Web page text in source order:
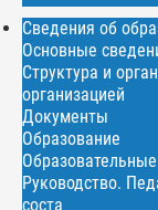
Сведения об
Основные
Структура и
организацией
Документы
Образование
Руководство.
соста